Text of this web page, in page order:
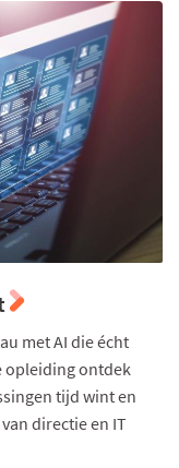
met AI die écht
opleiding ontdek
tijd wint en
directie en IT